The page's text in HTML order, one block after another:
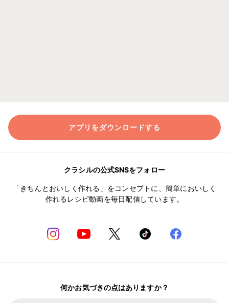
アプリをダウンロードする
クラシルの公式SNSをフォロー
「きちんとおいしく作れる」をコンセプトに、簡単においしく
作れるレシピ動画を毎日配信しています。
何かお気づきの点はありますか？